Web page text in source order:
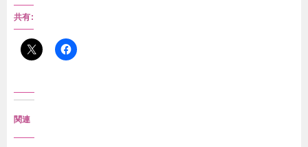
共有:
関連